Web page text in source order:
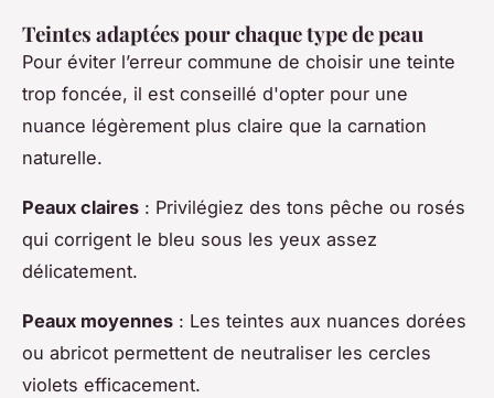
Teintes adaptées pour chaque type de peau
Pour éviter l’erreur commune de choisir une teinte
trop foncée, il est conseillé d'opter pour une
nuance légèrement plus claire que la carnation
naturelle.
Peaux claires : Privilégiez des tons pêche ou rosés
qui corrigent le bleu sous les yeux assez
délicatement.
Peaux moyennes : Les teintes aux nuances dorées
ou abricot permettent de neutraliser les cercles
violets efficacement.